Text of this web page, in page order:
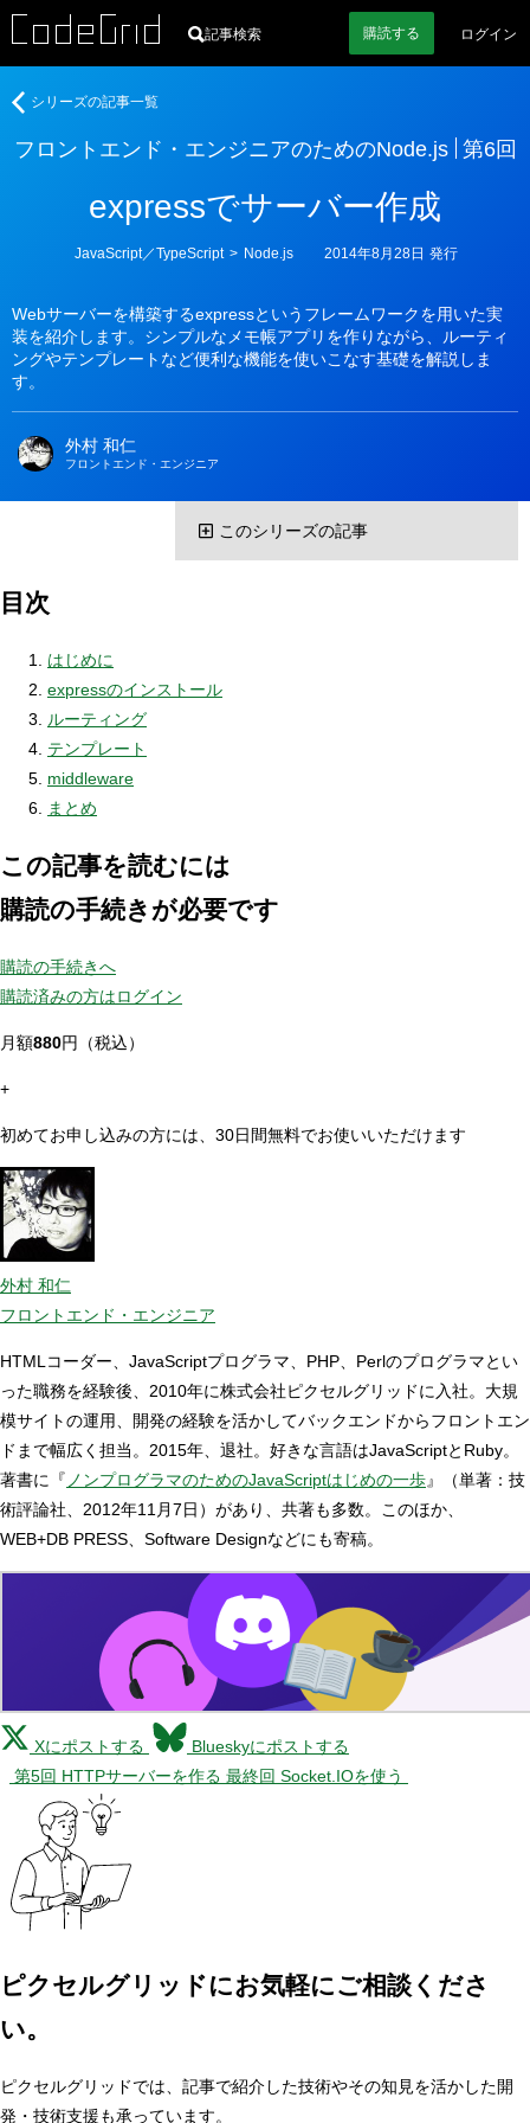
記事検索 購読する ログイン
フロントエンド・エンジニアのためのNode.js 第6回
expressでサーバー作成
Webサーバーを構築するexpressというフレームワークを用いた実
装を紹介します。シンプルなメモ帳アプリを作りながら、ルーティ
ングやテンプレートなど便利な機能を使いこなす基礎を解説しま
す。
カ
ー
JavaScript／TypeScript > Node.js 2014年8月28日 発行
者
外村 和仁
フロントエンド・エンジニア
フ
ン
ジ
ニ
め
の
Node.js
シリーズの記事一覧
このシリーズの記事
目次
はじめに
expressのインストール
ルーティング
テンプレート
middleware
まとめ
この記事を読むには
購読の手続きが必要です
購読の手続きへ
購読済みの方はログイン
月額880円（税込）
+
初めてお申し込みの方には、30日間無料でお使いいただけます
外村 和仁
フロントエンド・エンジニア
HTMLコーダー、JavaScriptプログラマ、PHP、Perlのプログラマとい
った職務を経験後、2010年に株式会社ピクセルグリッドに入社。大規
模サイトの運用、開発の経験を活かしてバックエンドからフロントエン
ドまで幅広く担当。2015年、退社。好きな言語はJavaScriptとRuby。
著書に『 ノンプログラマのためのJavaScriptはじめの一歩』（単著：技
術評論社、2012年11月7日）があり、共著も多数。このほか、
WEB+DB PRESS、Software Designなどにも寄稿。
Xにポストする
Blueskyにポストする
第5回 HTTPサーバーを作る 最終回 Socket.IOを使う
ピクセルグリッドにお気軽にご相談くださ
い。
ピクセルグリッドでは、記事で紹介した技術やその知見を活かした開
発・技術支援も承っています。